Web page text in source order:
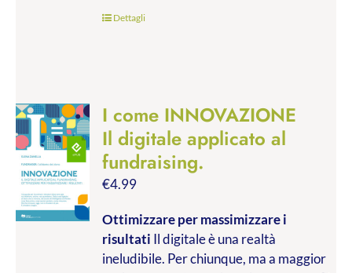
Dettagli
I come INNOVAZIONE
Il digitale applicato al
fundraising.
€4.99
Ottimizzare per massimizzare i
risultati Il digitale è una realtà
ineludibile. Per chiunque, ma a maggior